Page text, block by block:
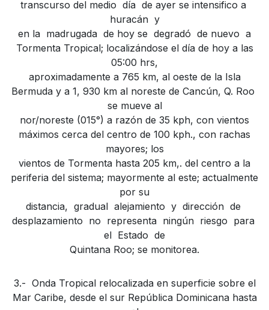
transcurso del medio día de ayer se intensifico a
huracán y
en la madrugada de hoy se degradó de nuevo a
Tormenta Tropical; localizándose el día de hoy a las
05:00 hrs,
aproximadamente a 765 km, al oeste de la Isla
Bermuda y a 1, 930 km al noreste de Cancún, Q. Roo
se mueve al
nor/noreste (015°) a razón de 35 kph, con vientos
máximos cerca del centro de 100 kph., con rachas
mayores; los
vientos de Tormenta hasta 205 km,. del centro a la
periferia del sistema; mayormente al este; actualmente
por su
distancia, gradual alejamiento y dirección de
desplazamiento no representa ningún riesgo para
el Estado de
Quintana Roo; se monitorea.
3.- Onda Tropical relocalizada en superficie sobre el
Mar Caribe, desde el sur República Dominicana hasta